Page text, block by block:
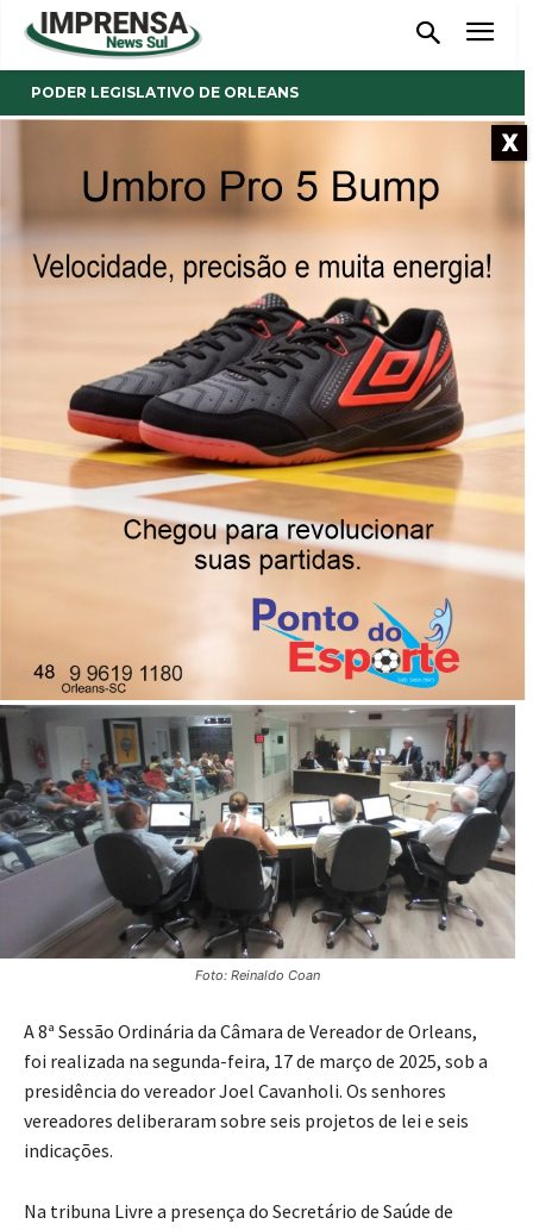
PODER LEGISLATIVO DE ORLEANS
Secretário de Saúde esclarece
dúvidas levantadas pelos
vereadores
Seis projetos de lei e seis indicações foram votadas
durante a Sessão Legislativa desta segunda-feira, 17 de
18/03/2025
Foto: Reinaldo Coan
A 8ª Sessão Ordinária da Câmara de Vereador de Orleans,
foi realizada na segunda-feira, 17 de março de 2025, sob a
presidência do vereador Joel Cavanholi. Os senhores
vereadores deliberaram sobre seis projetos de lei e seis
indicações.
Na tribuna Livre a presença do Secretário de Saúde de
X